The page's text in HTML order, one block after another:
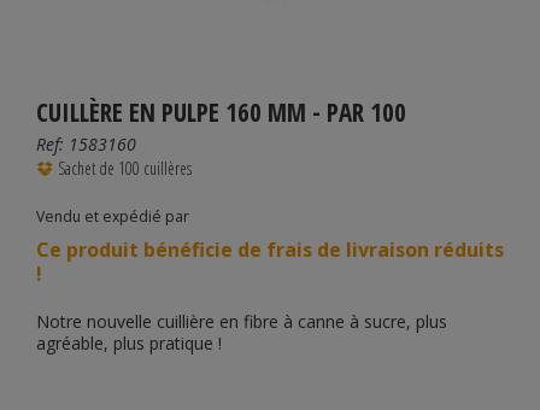
CUILLÈRE EN PULPE 160 MM - PAR 100
Ref: 1583160
Sachet de 100 cuillères
Vendu et expédié par
Ce produit bénéficie de frais de livraison réduits
!
Notre nouvelle cuillière en fibre à canne à sucre, plus
agréable, plus pratique !